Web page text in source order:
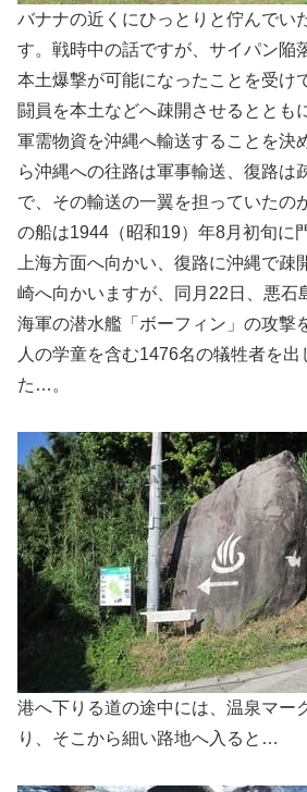
バナナの近くにひっとりと佇んでい
す。戦時中の話ですが、サイパン陥
本土爆撃が可能になったことを受け
闘員を本土などへ疎開させるととも
軍需物資を沖縄へ輸送することを決
ら沖縄への往路は軍事輸送、復路は
で、その輸送の一翼を担っていたの
の船は1944（昭和19）年8月初旬に
上海方面へ向かい、復路に沖縄で疎
崎へ向かいますが、同月22日、悪石
海軍の潜水艦「ボーフィン」の攻撃
人の学童を含む1476名の犠牲者を出
た…。
港へ下りる道の途中には、温泉マー
り、そこから細い路地へ入ると…